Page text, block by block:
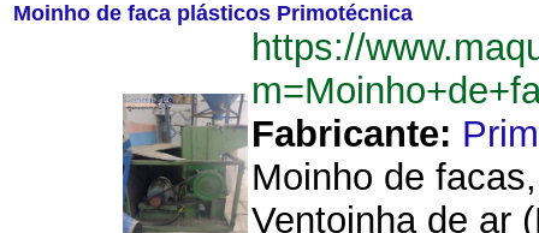
Moinho de faca plásticos Primotécnica
https://
Fabricante:
Moinho de
Ventoinha de ar